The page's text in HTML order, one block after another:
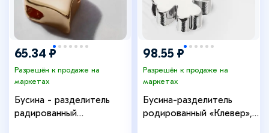
65.34 ₽
Разрешён к продаже на
маркетах
Бусина - разделитель
радированный
98.55 ₽
Разрешён к продаже на
маркетах
Бусина-разделитель
родированный «Клевер»,